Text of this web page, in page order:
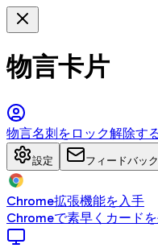
物言卡片
物言名刺をロック解除す
設定 フィードバック
Chrome拡張機能を入手
Chromeで素早くカード